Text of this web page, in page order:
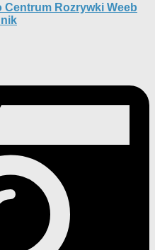
Rozrywki Weeb